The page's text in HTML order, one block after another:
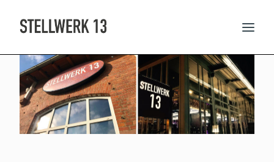
AKTUELLES UND TERMINE
SPEISEKARTE
RESERVIERUNG